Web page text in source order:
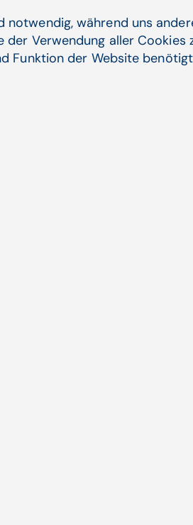
©
mit allen gemeinsamen
während uns
Verwendung aller Cookies
Funktion der Website